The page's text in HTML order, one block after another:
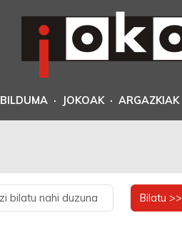
BILDUMA · JOKOAK · ARGAZKIAK
Bilatu >>